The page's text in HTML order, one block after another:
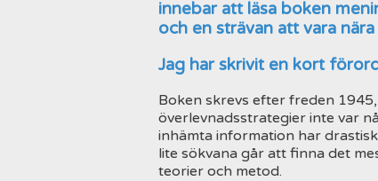
innebar att läsa boken
och en strävan att vara
Jag har skrivit en kort
Boken skrevs efter freden
överlevnadsstrategier inte var
inhämta information har
lite sökvana går att finna det
teorier och metod.